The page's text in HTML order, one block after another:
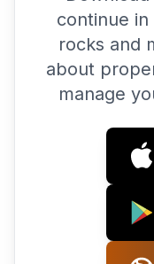
continue
rocks and
about
manage